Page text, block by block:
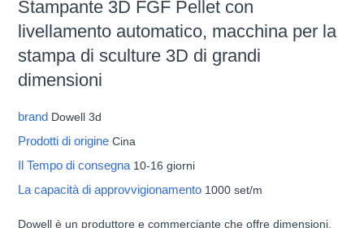
Stampante 3D FGF Pellet con
livellamento automatico, macchina per la
stampa di sculture 3D di grandi
dimensioni
brand Dowell 3d
Prodotti di origineCina
Il Tempo di consegna 10-16 giorni
La capacità di approvvigionamento 1000 set/m
Dowell è un produttore e commerciante che offre dimensioni,